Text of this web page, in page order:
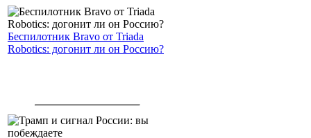
Беспилотник Bravo от Triada
Robotics: догонит ли он Россию?